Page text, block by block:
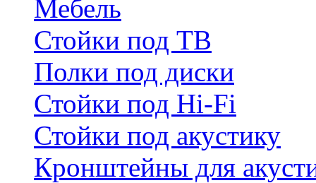
Мебель
Стойки под ТВ
Полки под диски
Стойки под Hi-Fi
Стойки под акустику
Кронштейны для